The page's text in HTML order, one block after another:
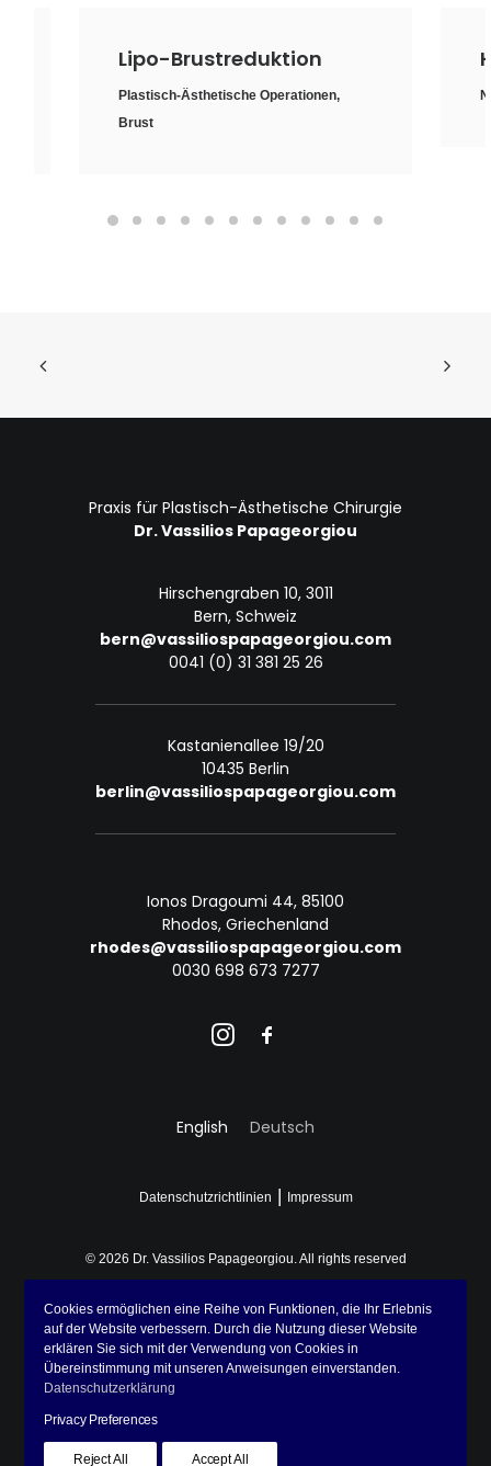
Lipo-Brustreduktion
Plastisch-Ästhetische Operationen,
Brust
Praxis für Plastisch-Ästhetische Chirurgie
Dr. Vassilios Papageorgiou
Hirschengraben 10, 3011
Bern, Schweiz
bern@vassiliospapageorgiou.com
0041 (0) 31 381 25 26
Kastanienallee 19/20
10435 Berlin
berlin@vassiliospapageorgiou.com
Ionos Dragoumi 44, 85100
Rhodos, Griechenland
rhodes@vassiliospapageorgiou.com
0030 698 673 7277
English Deutsch
Datenschutzrichtlinien | Impressum
© 2026 Dr. Vassilios Papageorgiou.All rights reserved
Photos byAndrew Heald,Manny Moreno,Valentin Balan ,Timay Yu
Lena Sida,Don Fontijn,Fomstock,John CamerononUnsplash
and
Cookies ermöglichen eine Reihe von Funktionen, die Ihr Erlebnis
auf der Website verbessern. Durch die Nutzung dieser Website
erklären Sie sich mit der Verwendung von Cookies in
Übereinstimmung mit unseren Anweisungen einverstanden.
Datenschutzerklärung
Privacy Preferences
Reject All Accept All